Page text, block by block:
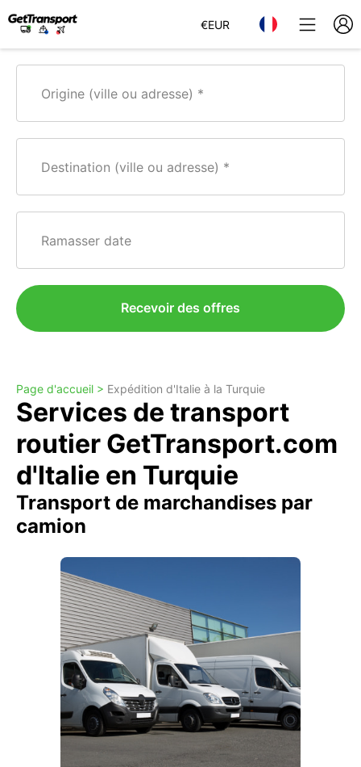
€EUR
Origine (ville ou adresse)
Destination (ville ou adresse)
Ramasser date
Recevoir des offres
Page d'accueil > Expédition d'Italie à la Turquie
Services de transport
routier GetTransport.com
d'Italie en Turquie
Transport de marchandises par
camion